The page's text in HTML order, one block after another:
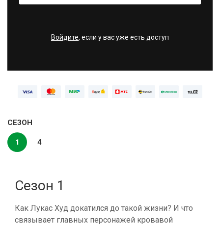
Войдите, если у вас уже есть доступ
СЕЗОН
1 4
Сезон 1
Как Лукас Худ докатился до такой жизни? И что
связывает главных персонажей кровавой